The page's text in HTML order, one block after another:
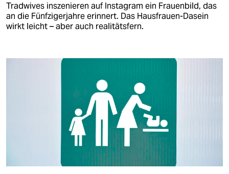
Tradwives inszenieren auf Instagram ein Frauenbild, das
an die Fünfzigerjahre erinnert. Das Hausfrauen-Dasein
wirkt leicht – aber auch realitätsfern.